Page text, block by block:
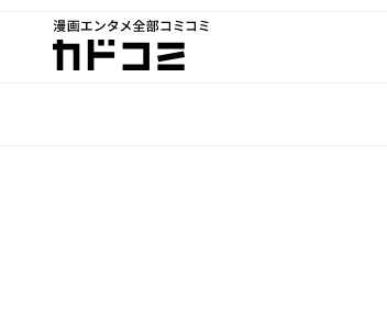
漫画エンタメ全部コミコミ
カドコミ